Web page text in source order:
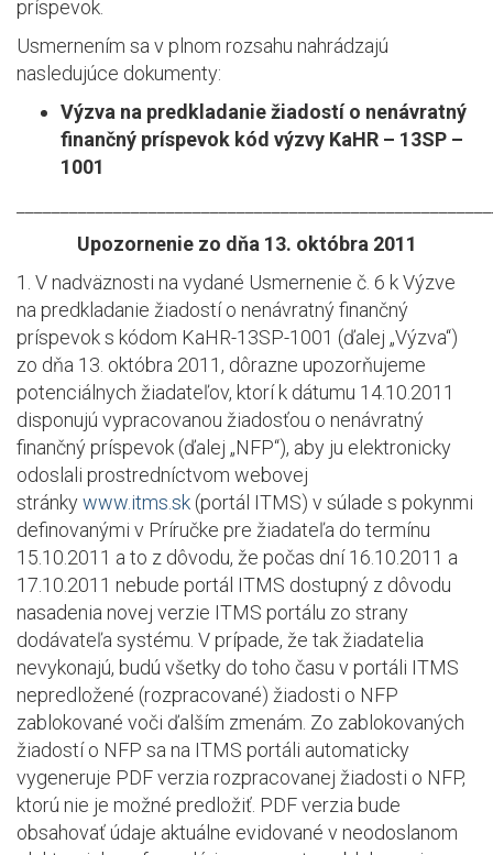
príspevok.
Usmernením sa v plnom rozsahu nahrádzajú
nasledujúce dokumenty:
Výzva na predkladanie žiadostí o nenávratný
finančný príspevok kód výzvy KaHR – 13SP –
1001
Upozornenie zo dňa 13. októbra 2011
1. V nadväznosti na vydané Usmernenie č. 6 k Výzve
na predkladanie žiadostí o nenávratný finančný
príspevok s kódom KaHR-13SP-1001 (ďalej „Výzva“)
zo dňa 13. októbra 2011, dôrazne upozorňujeme
potenciálnych žiadateľov, ktorí k dátumu 14.10.2011
disponujú vypracovanou žiadosťou o nenávratný
finančný príspevok (ďalej „NFP“), aby ju elektronicky
odoslali prostredníctvom webovej
stránkywww.itms.sk (portál ITMS) v súlade s pokynmi
definovanými v Príručke pre žiadateľa do termínu
15.10.2011 a to z dôvodu, že počas dní 16.10.2011 a
17.10.2011 nebude portál ITMS dostupný z dôvodu
nasadenia novej verzie ITMS portálu zo strany
dodávateľa systému. V prípade, že tak žiadatelia
nevykonajú, budú všetky do toho času v portáli ITMS
nepredložené (rozpracované) žiadosti o NFP
zablokované voči ďalším zmenám. Zo zablokovaných
žiadostí o NFP sa na ITMS portáli automaticky
vygeneruje PDF verzia rozpracovanej žiadosti o NFP,
ktorú nie je možné predložiť. PDF verzia bude
obsahovať údaje aktuálne evidované v neodoslanom